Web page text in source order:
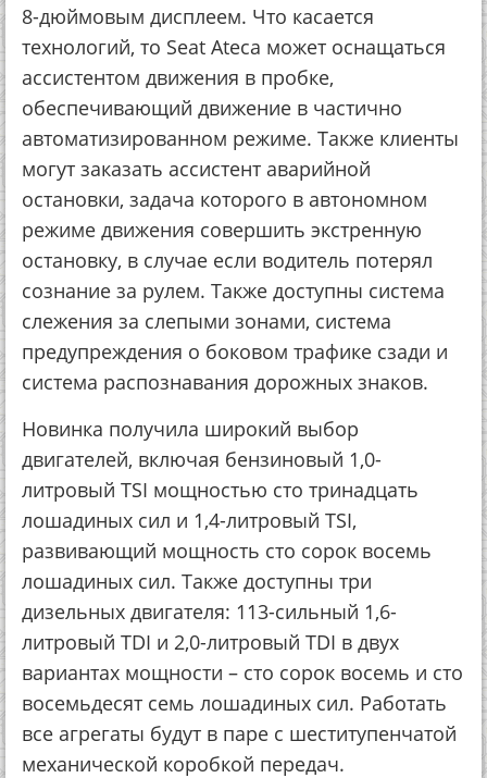
8-дюймовым дисплеем. Что касается
технологий, то Seat Ateca может оснащаться
ассистентом движения в пробке,
обеспечивающий движение в частично
автоматизированном режиме. Также клиенты
могут заказать ассистент аварийной
остановки, задача которого в автономном
режиме движения совершить экстренную
остановку, в случае если водитель потерял
сознание за рулем. Также доступны система
слежения за слепыми зонами, система
предупреждения о боковом трафике сзади и
система распознавания дорожных знаков.
Новинка получила широкий выбор
двигателей, включая бензиновый 1,0-
литровый TSI мощностью сто тринадцать
лошадиных сил и 1,4-литровый TSI,
развивающий мощность сто сорок восемь
лошадиных сил. Также доступны три
дизельных двигателя: 113-сильный 1,6-
литровый TDI и 2,0-литровый TDI в двух
вариантах мощности – сто сорок восемь и сто
восемьдесят семь лошадиных сил. Работать
все агрегаты будут в паре с шеститупенчатой
механической коробкой передач.